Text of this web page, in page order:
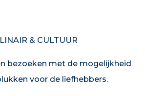
& CULTUUR
bezoeken met de mogelijkheid
voor de liefhebbers.